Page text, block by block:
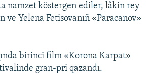
namzet köstergen ediler, lâkin rey
Yelena Fetisovanıñ «Paracanov»
birinci film «Korona Karpat»
gran-pri qazandı.